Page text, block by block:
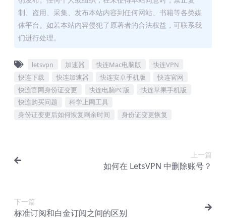
制、盗用、采集、发布本站内容到任何网站、书籍等各类媒
体平台。如若本站内容侵犯了原著者的合法权益，可联系我
们进行处理。
letsvpn 加速器 快连Mac电脑版
快连VPN
快连下载
快连加速器 快连安卓手机版
快连官网
快连官网身份证变更
快连电脑PC版
快连苹果手机版
快连购买问题
科学上网工具
身份证变更后如何恢复剩余时间
身份证变更恢复
上一篇
如何在 LetsVPN 中删除账号？
下一篇
标准订阅和白金订阅之间的区别